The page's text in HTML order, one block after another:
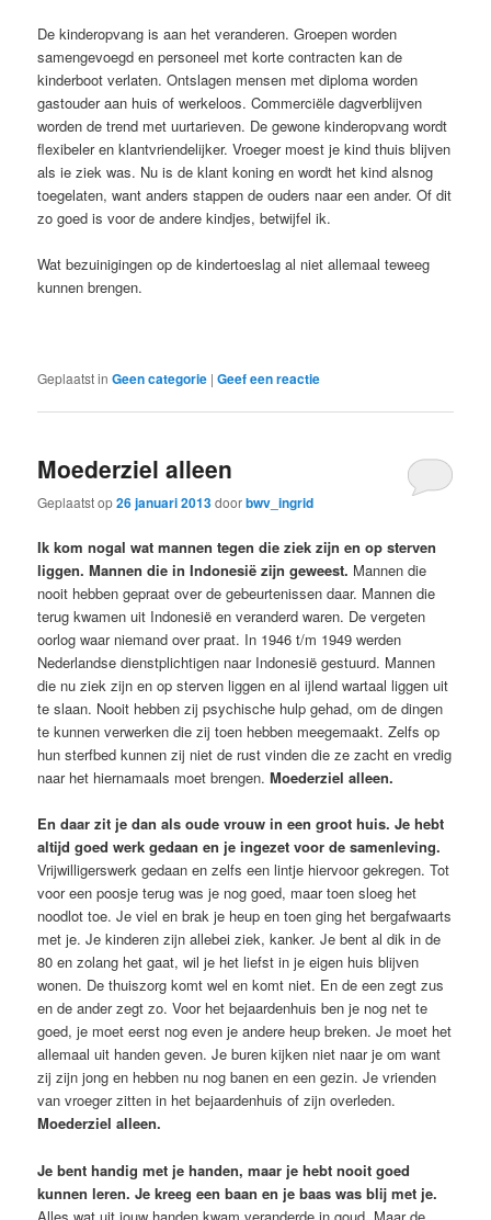
De kinderopvang is aan het veranderen. Groepen worden
samengevoegd en personeel met korte contracten kan de
kinderboot verlaten. Ontslagen mensen met diploma worden
gastouder aan huis of werkeloos. Commerciële dagverblijven
worden de trend met uurtarieven. De gewone kinderopvang wordt
flexibeler en klantvriendelijker. Vroeger moest je kind thuis blijven
als ie ziek was. Nu is de klant koning en wordt het kind alsnog
toegelaten, want anders stappen de ouders naar een ander. Of dit
zo goed is voor de andere kindjes, betwijfel ik.
Wat bezuinigingen op de kindertoeslag al niet allemaal teweeg
kunnen brengen.
Geplaatst in Geen categorie |Geef een reactie
Moederziel alleen
Geplaatst op26 januari 2013doorbwv_ingrid
Ik kom nogal wat mannen tegen die ziek zijn en op sterven
liggen. Mannen die in Indonesië zijn geweest. Mannen die
nooit hebben gepraat over de gebeurtenissen daar. Mannen die
terug kwamen uit Indonesië en veranderd waren. De vergeten
oorlog waar niemand over praat. In 1946 t/m 1949 werden
Nederlandse dienstplichtigen naar Indonesië gestuurd. Mannen
die nu ziek zijn en op sterven liggen en al ijlend wartaal liggen uit
te slaan. Nooit hebben zij psychische hulp gehad, om de dingen
te kunnen verwerken die zij toen hebben meegemaakt. Zelfs op
hun sterfbed kunnen zij niet de rust vinden die ze zacht en vredig
naar het hiernamaals moet brengen.Moederziel alleen.
En daar zit je dan als oude vrouw in een groot huis. Je hebt
altijd goed werk gedaan en je ingezet voor de samenleving.
Vrijwilligerswerk gedaan en zelfs een lintje hiervoor gekregen. Tot
voor een poosje terug was je nog goed, maar toen sloeg het
noodlot toe. Je viel en brak je heup en toen ging het bergafwaarts
met je. Je kinderen zijn allebei ziek, kanker. Je bent al dik in de
80 en zolang het gaat, wil je het liefst in je eigen huis blijven
wonen. De thuiszorg komt wel en komt niet. En de een zegt zus
en de ander zegt zo. Voor het bejaardenhuis ben je nog net te
goed, je moet eerst nog even je andere heup breken. Je moet het
allemaal uit handen geven. Je buren kijken niet naar je om want
zij zijn jong en hebben nu nog banen en een gezin. Je vrienden
van vroeger zitten in het bejaardenhuis of zijn overleden.
Moederziel alleen.
Je bent handig met je handen, maar je hebt nooit goed
kunnen leren. Je kreeg een baan en je baas was blij met je.
Alles wat uit jouw handen kwam veranderde in goud. Maar de